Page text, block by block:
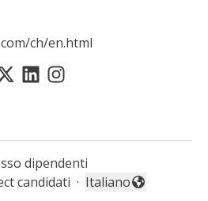
ch/en.html
dipendenti
candidati · Cambia lingua
Italiano